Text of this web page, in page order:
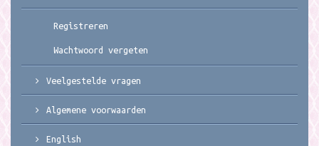
Registreren
Wachtwoord vergeten
Veelgestelde vragen
Algemene voorwaarden
English